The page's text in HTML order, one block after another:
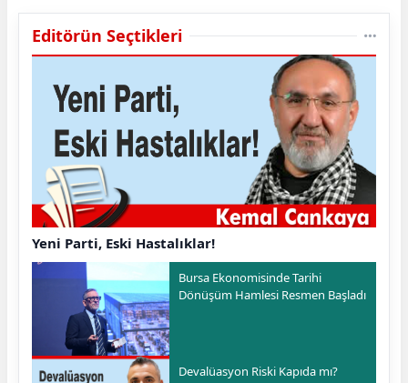
Editörün Seçtikleri
Yeni Parti, Eski Hastalıklar!
Bursa Ekonomisinde Tarihi
Dönüşüm Hamlesi Resmen Başladı
Devalüasyon Riski Kapıda mı?